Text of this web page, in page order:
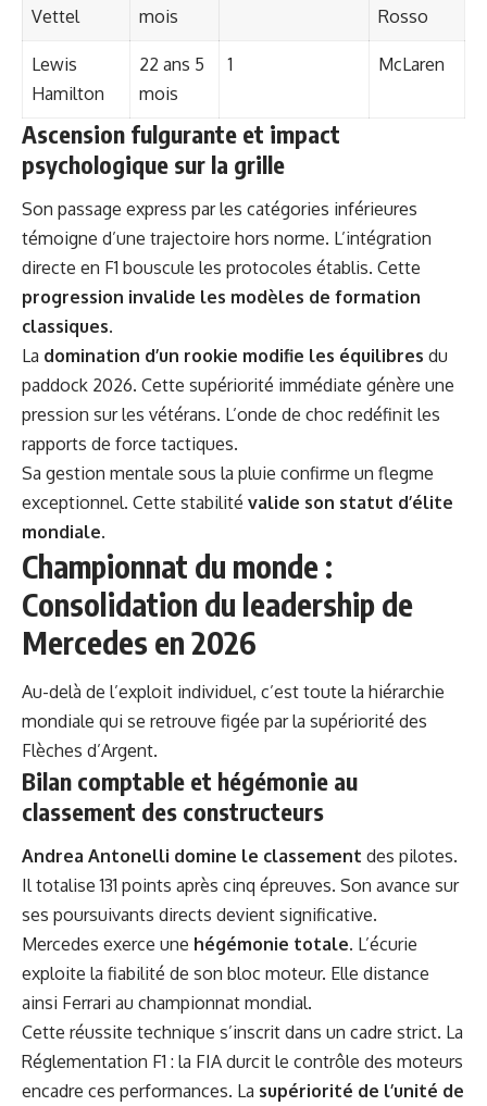
Vettel
mois
Rosso
Lewis
Hamilton
22 ans 5
mois
1 McLaren
Ascension fulgurante et impact
psychologique sur la grille
Son passage express par les catégories inférieures
témoigne d’une trajectoire hors norme. L’intégration
directe en F1 bouscule les protocoles établis. Cette
progression invalide les modèles de formation
classiques.
La domination d’un rookie modifie les équilibres du
paddock 2026. Cette supériorité immédiate génère une
pression sur les vétérans. L’onde de choc redéfinit les
rapports de force tactiques.
Sa gestion mentale sous la pluie confirme un flegme
exceptionnel. Cette stabilité valide son statut d’élite
mondiale.
Championnat du monde :
Consolidation du leadership de
Mercedes en 2026
Au-delà de l’exploit individuel, c’est toute la hiérarchie
mondiale qui se retrouve figée par la supériorité des
Flèches d’Argent.
Bilan comptable et hégémonie au
classement des constructeurs
Andrea Antonelli domine le classement des pilotes.
Il totalise 131 points après cinq épreuves. Son avance sur
ses poursuivants directs devient significative.
Mercedes exerce une hégémonie totale. L’écurie
exploite la fiabilité de son bloc moteur. Elle distance
ainsi Ferrari au championnat mondial.
Cette réussite technique s’inscrit dans un cadre strict. La
Réglementation F1 : la FIA durcit le contrôle des moteurs
encadre ces performances. La supériorité de l’unité de